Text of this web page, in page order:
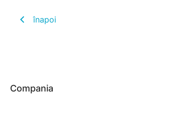
înapoi
Compania